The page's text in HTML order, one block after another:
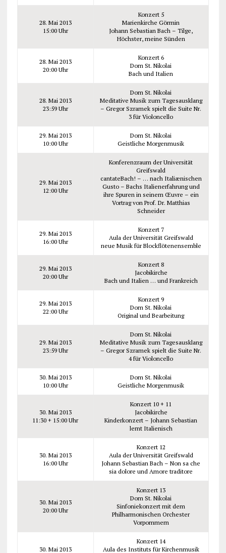
28. Mai 2013
15:00 Uhr
Konzert 5
Marienkirche Görmin
Johann Sebastian Bach – Tilge,
Höchster, meine Sünden
28. Mai 2013
20:00 Uhr
Konzert 6
Dom St. Nikolai
Bach und Italien
28. Mai 2013
23:59 Uhr
Dom St. Nikolai
Meditative Musik zum Tagesausklang
– Gregor Szramek spielt die Suite Nr.
3 für Violoncello
29. Mai 2013
10:00 Uhr
Dom St. Nikolai
Geistliche Morgenmusik
29. Mai 2013
12:00 Uhr
Konferenzraum der Universität
Greifswald
cantateBach! – … nach Italiænischen
Gusto – Bachs Italienerfahrung und
ihre Spuren in seinem Œuvre – ein
Vortrag von Prof. Dr. Matthias
Schneider
29. Mai 2013
16:00 Uhr
Konzert 7
Aula der Universität Greifswald
neue Musik für Blockflötenensemble
29. Mai 2013
20:00 Uhr
Konzert 8
Jacobikirche
Bach und Italien … und Frankreich
29. Mai 2013
22:00 Uhr
Konzert 9
Dom St. Nikolai
Original und Bearbeitung
29. Mai 2013
23:59 Uhr
Dom St. Nikolai
Meditative Musik zum Tagesausklang
– Gregor Szramek spielt die Suite Nr.
4 für Violoncello
30. Mai 2013
10:00 Uhr
Dom St. Nikolai
Geistliche Morgenmusik
30. Mai 2013
11:30 + 15:00 Uhr
Konzert 10 + 11
Jacobikirche
Kinderkonzert – Johann Sebastian
lernt Italienisch
30. Mai 2013
16:00 Uhr
Konzert 12
Aula der Universität Greifswald
Johann Sebastian Bach – Non sa che
sia dolore und Amore traditore
30. Mai 2013
20:00 Uhr
Konzert 13
Dom St. Nikolai
Sinfoniekonzert mit dem
Philharmonischen Orchester
Vorpommern
30. Mai 2013
Konzert 14
Aula des Instituts für Kirchenmusik